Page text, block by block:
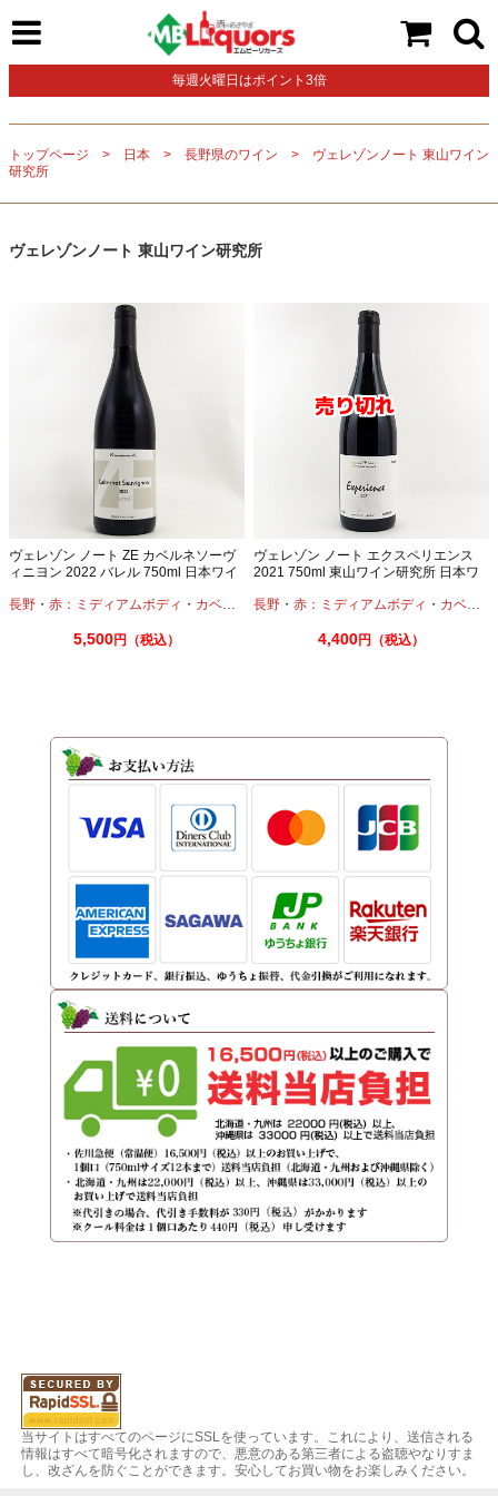
毎週火曜日はポイント3倍
トップページ 日本 長野県のワイン
ヴェレゾンノート 東山ワイン
研究所
ヴェレゾンノート 東山ワイン研究所
ヴェレゾン ノート ZE カベルネソーヴ
ィニヨン 2022 バレル 750ml 日本ワイ
長野 ・ 赤：ミディアムボディ ・ カベルネ
5,500円（税込）
ヴェレゾン ノート エクスペリエンス
2021 750ml 東山ワイン研究所 日本ワ
長野 ・赤：ミディアムボディ ・ カベルネ
4,400円（税込）
当サイトはすべてのページにSSLを使っています。これにより、送信される
情報はすべて暗号化されますので、悪意のある第三者による盗聴やなりすま
し、改ざんを防ぐことができます。安心してお買い物をお楽しみください。